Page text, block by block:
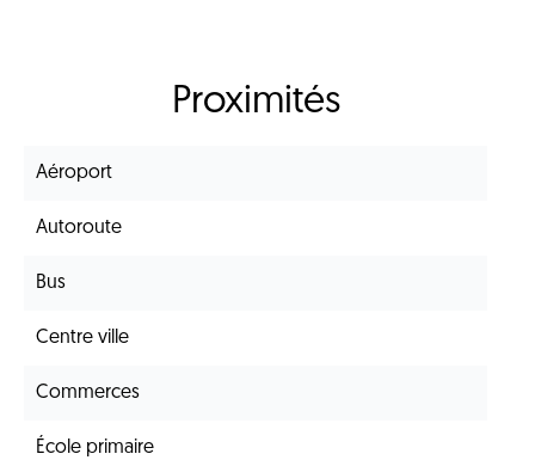
Proximités
Aéroport
Autoroute
Bus
Centre ville
Commerces
École primaire